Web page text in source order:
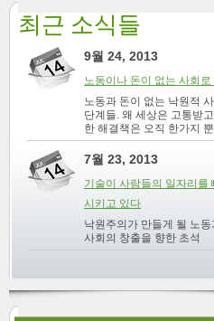
최근 소식들
9월 24, 2013
노동이나 돈이 없는 사회로
노동과 돈이 없는 낙원적
단계들. 왜 세상은 고통받
한 해결책은 오직 한가지
7월 23, 2013
기술이 사람들의 일자리를
시키고 있다
낙원주의가 만들게 될 노동
사회의 창출을 향한 초석